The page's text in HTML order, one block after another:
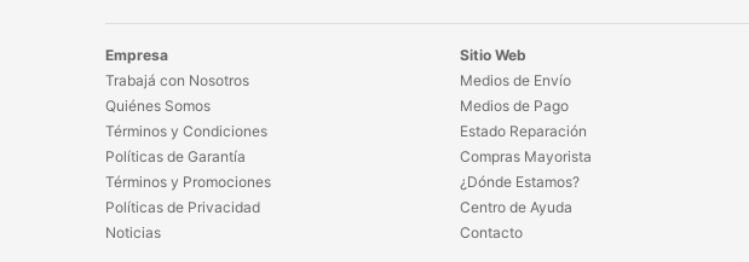
Empresa
Trabajá con Nosotros
Quiénes Somos
Términos y Condiciones
Políticas de Garantía
Términos y Promociones
Políticas de Privacidad
Noticias
Sitio Web
Medios de Envío
Medios de Pago
Estado Reparación
Compras Mayorista
¿Dónde Estamos?
Centro de Ayuda
Contacto